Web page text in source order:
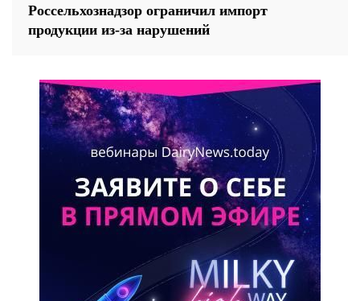
Россельхознадзор ограничил импорт
продукции из-за нарушений